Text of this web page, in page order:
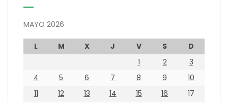
MAYO 2026
L M X J V S
D
1
2
3
4
5 6 7 8 9
10
11
12 13 14 15 16
17